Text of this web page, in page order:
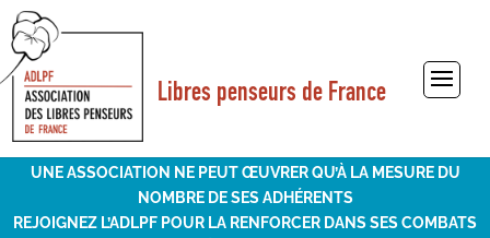
Libres penseurs de France
Sélectionner une page
UNE ASSOCIATION NE PEUT ŒUVRER QU’À LA MESURE DU
NOMBRE DE SES ADHÉRENTS
REJOIGNEZ L’ADLPF POUR LA RENFORCER DANS SES COMBATS